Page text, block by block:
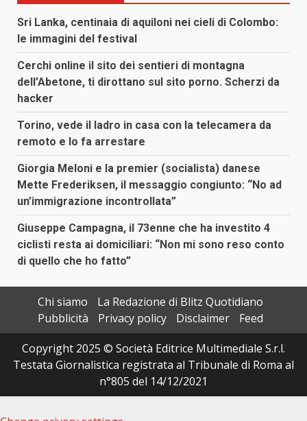
Sri Lanka, centinaia di aquiloni nei cieli di Colombo:
le immagini del festival
Cerchi online il sito dei sentieri di montagna
dell’Abetone, ti dirottano sul sito porno. Scherzi da
hacker
Torino, vede il ladro in casa con la telecamera da
remoto e lo fa arrestare
Giorgia Meloni e la premier (socialista) danese
Mette Frederiksen, il messaggio congiunto: “No ad
un’immigrazione incontrollata”
Giuseppe Campagna, il 73enne che ha investito 4
ciclisti resta ai domiciliari: “Non mi sono reso conto
di quello che ho fatto”
Chi siamo
La Redazione di Blitz Quotidiano
Pubblicità
Privacy policy Disclaimer
Feed
Copyright 2025 © Società Editrice Multimediale S.r.l.
Testata Giornalistica registrata al Tribunale di Roma al
n°805 del 14/12/2021